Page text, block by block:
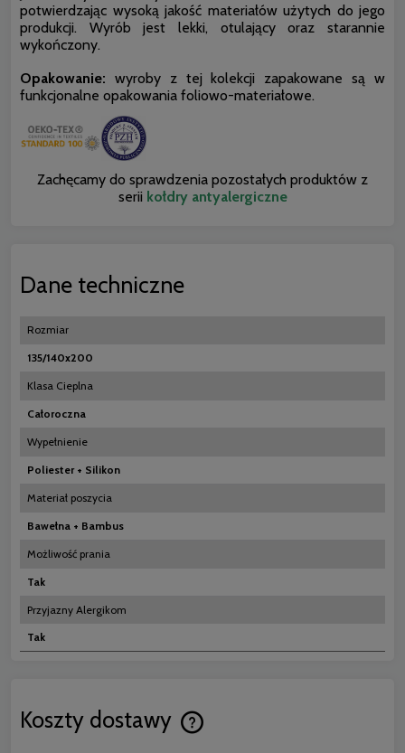
potwierdzając wysoką jakość materiałów użytych do jego
produkcji. Wyrób jest lekki, otulający oraz starannie
wykończony.
Opakowanie: wyroby z tej kolekcji zapakowane są w
funkcjonalne opakowania foliowo-materiałowe.
Zachęcamy do sprawdzenia pozostałych produktów z
serii kołdry antyalergiczne
Dane techniczne
Rozmiar
135/140x200
Klasa Cieplna
Całoroczna
Wypełnienie
Poliester + Silikon
Materiał poszycia
Bawełna + Bambus
Możliwość prania
Tak
Przyjazny Alergikom
Tak
Koszty dostawy
Cena nie zawiera ewentualnych